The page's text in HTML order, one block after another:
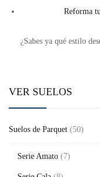
Reforma
¿Sabes ya qué estilo
VER SUELOS
Suelos de Parquet (50)
Serie Amato (7)